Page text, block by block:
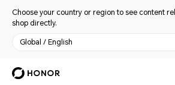
Choose your country or region to see content
shop directly.
Global / English